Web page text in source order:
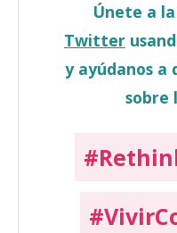
Únete a
Twitter
y ayúdanos
sobre